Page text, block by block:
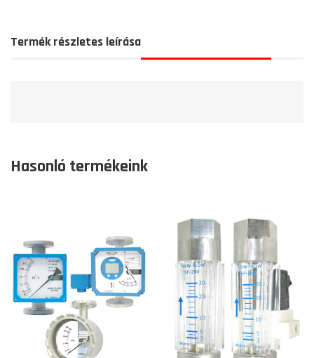
Termék részletes leírása
Hasonló termékeink